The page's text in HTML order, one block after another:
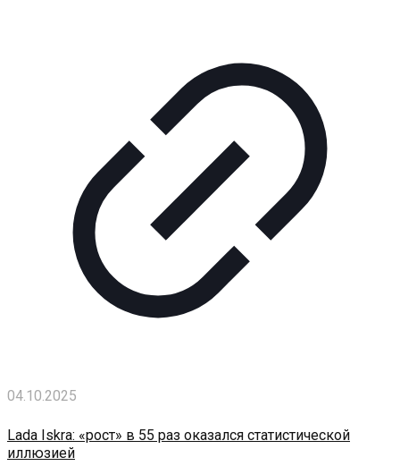
04.10.2025
Lada Iskra: «рост» в 55 раз оказался статистической
иллюзией